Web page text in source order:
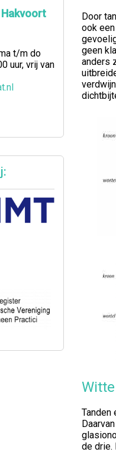
Door
ook
geen
anders
Tanden
de drie.
t/m do
uur, vrij van